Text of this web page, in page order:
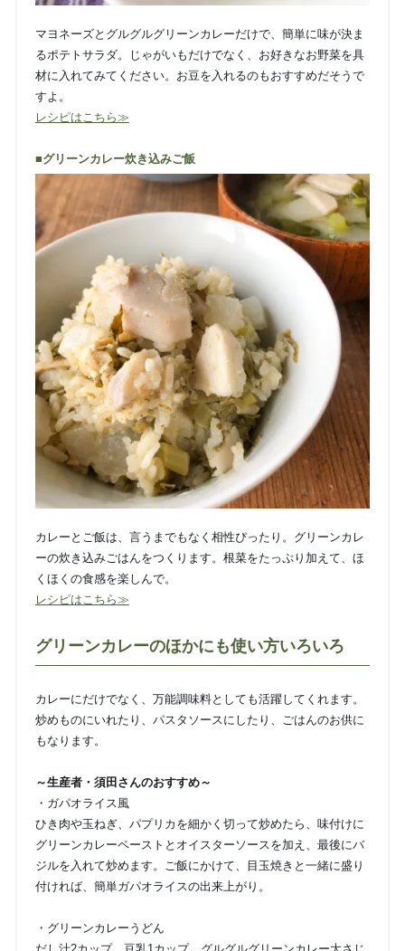
マヨネーズとグルグルグリーンカレーだけで、簡単に味が決ま
るポテトサラダ。じゃがいもだけでなく、お好きなお野菜を具
材に入れてみてください。お豆を入れるのもおすすめだそうで
すよ。
レシピはこちら≫
■グリーンカレー炊き込みご飯
カレーとご飯は、言うまでもなく相性ぴったり。グリーンカレ
ーの炊き込みごはんをつくります。根菜をたっぷり加えて、ほ
くほくの食感を楽しんで。
レシピはこちら≫
グリーンカレーのほかにも使い方いろいろ
カレーにだけでなく、万能調味料としても活躍してくれます。
炒めものにいれたり、パスタソースにしたり、ごはんのお供に
もなります。
～生産者・須田さんのおすすめ～
・ガパオライス風
ひき肉や玉ねぎ、パプリカを細かく切って炒めたら、味付けに
グリーンカレーペーストとオイスターソースを加え、最後にバ
ジルを入れて炒めます。ご飯にかけて、目玉焼きと一緒に盛り
付ければ、簡単ガパオライスの出来上がり。
・グリーンカレーうどん